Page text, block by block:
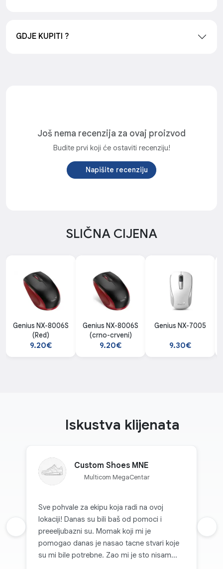
GDJE KUPITI ?
Još nema recenzija za ovaj proizvod
Budite prvi koji će ostaviti recenziju!
Napišite recenziju
SLIČNA CIJENA
Genius NX-8006S
(Red)
9.20€
Genius NX-8006S
(crno-crveni)
9.20€
Genius NX-7005
9.30€
Iskustva klijenata
Custom Shoes MNE
Multicom MegaCentar
Sve pohvale za ekipu koja radi na ovoj
lokaciji! Danas su bili baš od pomoci i
preeeljubazni su. Momak koji mi je
pomogao danas je nasao tacne stvari koje
su mi bile potrebne. Zao mi je sto nisam
Prethodna recenzija